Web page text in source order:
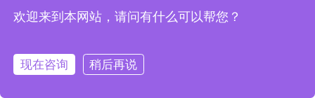
公众号
浙ICP备2021016277号-1|
欢迎来到本网站，请问有什么可以帮您？
现在咨询 稍后再说